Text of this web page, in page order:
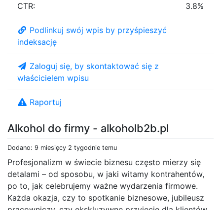
Alkohol do firmy - alkoholb2b.pl
Dodano: 9 miesięcy 2 tygodnie temu
Profesjonalizm w świecie biznesu często mierzy się
detalami – od sposobu, w jaki witamy kontrahentów,
po to, jak celebrujemy ważne wydarzenia firmowe.
Każda okazja, czy to spotkanie biznesowe, jubileusz
CTR: 3.8%
Podlinkuj swój wpis by przyśpieszyć
indeksację
Zaloguj się, by skontaktować się z
właścicielem wpisu
Raportuj